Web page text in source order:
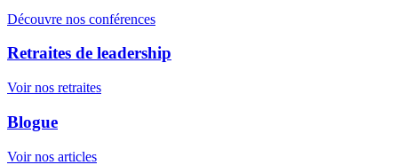
Découvre nos conférences
Retraites de leadership
Voir nos retraites
Blogue
Voir nos articles